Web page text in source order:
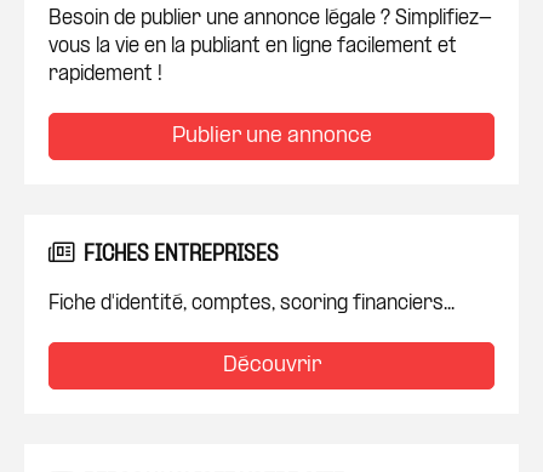
Besoin de publier une annonce légale ? Simplifiez-
vous la vie en la publiant en ligne facilement et
rapidement !
Publier une annonce
FICHES ENTREPRISES
Fiche d'identité, comptes, scoring financiers...
Découvrir